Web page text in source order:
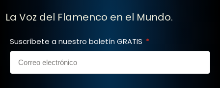
La Voz del Flamenco en el Mundo.
Suscríbete a nuestro boletín GRATIS